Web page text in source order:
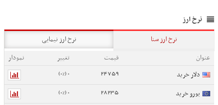
نرخ ارز
نرخ ارز سنا
نرخ ارز نیمایی
عنوان
قیمت تغییر
نمودار
دلار خرید
24759
0 (0%)
یورو خرید 28235
0 (0%)